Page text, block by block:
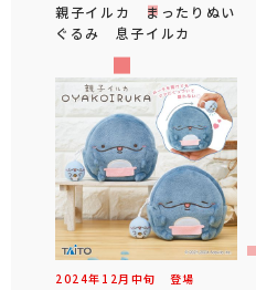
親子イルカ まったりぬい
ぐるみ 息子イルカ
2024年 12 月 中旬 登場